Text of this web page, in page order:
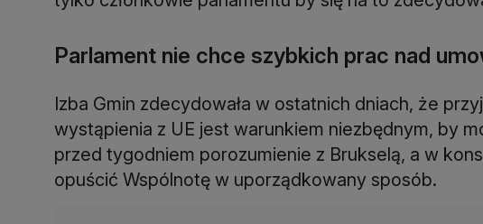
Parlament nie chce szybkich prac nad
Izba Gmin zdecydowała w ostatnich dniach, że
wystąpienia z UE jest warunkiem niezbędnym, by
przed tygodniem porozumienie z Brukselą, a w
opuścić Wspólnotę w uporządkowany sposób.